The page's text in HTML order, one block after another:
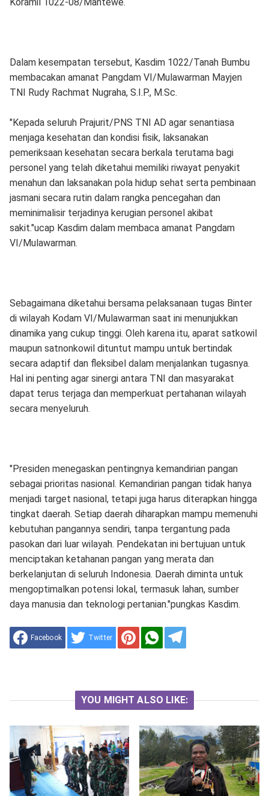
Dalam kesempatan tersebut, Kasdim 1022/Tanah Bumbu
membacakan amanat Pangdam VI/Mulawarman Mayjen
TNI Rudy Rachmat Nugraha, S.I.P., M.Sc.
"Kepada seluruh Prajurit/PNS TNI AD agar senantiasa
menjaga kesehatan dan kondisi fisik, laksanakan
pemeriksaan kesehatan secara berkala terutama bagi
personel yang telah diketahui memiliki riwayat penyakit
menahun dan laksanakan pola hidup sehat serta pembinaan
jasmani secara rutin dalam rangka pencegahan dan
meminimalisir terjadinya kerugian personel akibat
sakit."ucap Kasdim dalam membaca amanat Pangdam
VI/Mulawarman.
Sebagaimana diketahui bersama pelaksanaan tugas Binter
di wilayah Kodam VI/Mulawarman saat ini menunjukkan
dinamika yang cukup tinggi. Oleh karena itu, aparat satkowil
maupun satnonkowil dituntut mampu untuk bertindak
secara adaptif dan fleksibel dalam menjalankan tugasnya.
Hal ini penting agar sinergi antara TNI dan masyarakat
dapat terus terjaga dan memperkuat pertahanan wilayah
secara menyeluruh.
"Presiden menegaskan pentingnya kemandirian pangan
sebagai prioritas nasional. Kemandirian pangan tidak hanya
menjadi target nasional, tetapi juga harus diterapkan hingga
tingkat daerah. Setiap daerah diharapkan mampu memenuhi
kebutuhan pangannya sendiri, tanpa tergantung pada
pasokan dari luar wilayah. Pendekatan ini bertujuan untuk
menciptakan ketahanan pangan yang merata dan
berkelanjutan di seluruh Indonesia. Daerah diminta untuk
mengoptimalkan potensi lokal, termasuk lahan, sumber
daya manusia dan teknologi pertanian."pungkas Kasdim.
Facebook Twitter
YOU MIGHT ALSO LIKE: